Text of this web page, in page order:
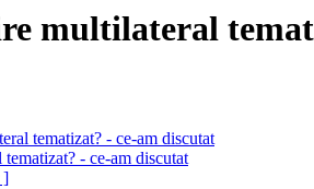
multilateral
tematizat? - ce-am discutat
- ce-am discutat
]